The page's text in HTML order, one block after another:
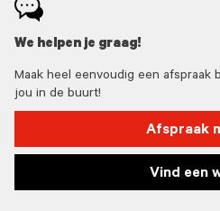
We helpen je graag!
Maak heel eenvoudig een afspraak
jou in de buurt!
Afspraak
Vind een